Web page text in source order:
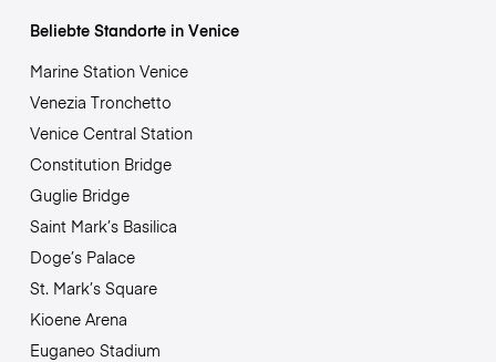
Beliebte Standorte in Venice
Marine Station Venice
Venezia Tronchetto
Venice Central Station
Constitution Bridge
Guglie Bridge
Saint Mark’s Basilica
Doge’s Palace
St. Mark’s Square
Kioene Arena
Euganeo Stadium